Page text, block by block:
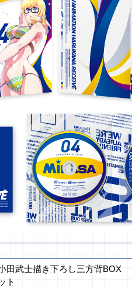
田武士描き下ろし三方背BOX
ト